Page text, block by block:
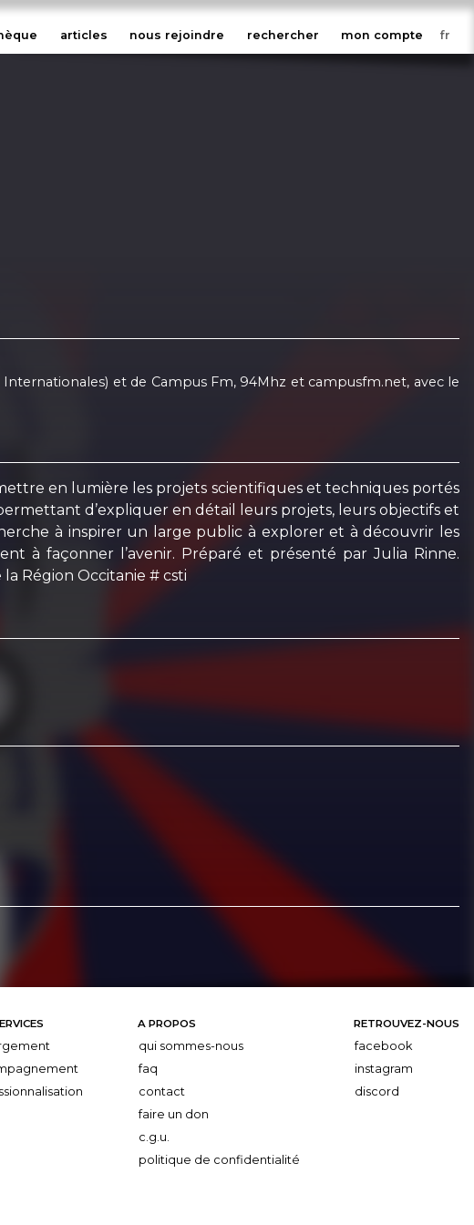
articles nous rejoindre rechercher mon compte
et de Campus Fm, 94Mhz et campusfm.net, avec le
en lumière les projets scientifiques et techniques portés
d’expliquer en détail leurs projets, leurs objectifs et
à inspirer un large public à explorer et à découvrir les
à façonner l’avenir. Préparé et présenté par Julia Rinne.
la Région Occitanie # csti
A PROPOS
qui sommes-nous
faq
contact
faire un don
c.g.u.
politique de confidentialité
RETROUVEZ-NOUS
facebook
instagram
discord